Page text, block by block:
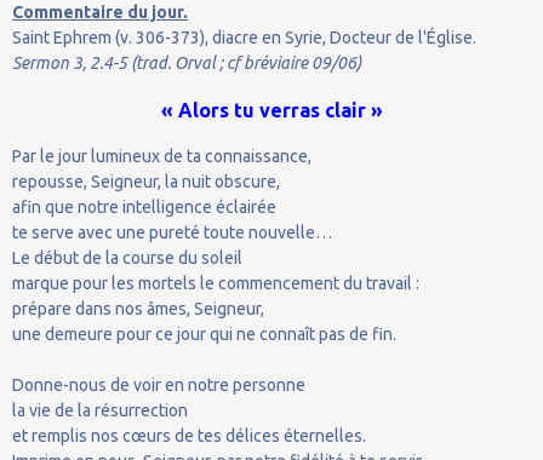
Commentaire du jour.
Saint Ephrem (v. 306-373), diacre en Syrie, Docteur de l'Église.
Sermon 3, 2.4-5 (trad. Orval ; cf bréviaire 09/06)
« Alors tu verras clair »
Par le jour lumineux de ta connaissance,
repousse, Seigneur, la nuit obscure,
afin que notre intelligence éclairée
te serve avec une pureté toute nouvelle…
Le début de la course du soleil
marque pour les mortels le commencement du travail :
prépare dans nos âmes, Seigneur,
une demeure pour ce jour qui ne connaît pas de fin.
Donne-nous de voir en notre personne
la vie de la résurrection
et remplis nos cœurs de tes délices éternelles.